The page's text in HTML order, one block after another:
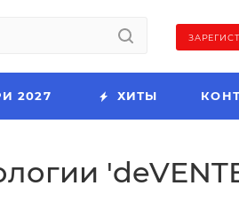
2027 ХИТЫ